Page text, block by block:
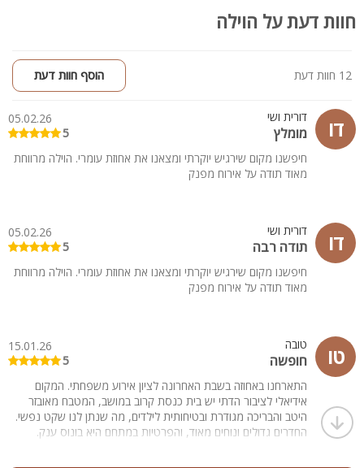
חוות דעת על הוילה
12 חוות דעת הוסף חוות דעת
דו דורית ושי
מומלץ
05.02.26
5
חיפשנו מקום שירגיש יוקרתי ומצאנו את אחוזת עומרי. הוילה מרווחת
מאוד תודה על אירוח מפנק
דו דורית ושי
תודה רבה
05.02.26
5
חיפשנו מקום שירגיש יוקרתי ומצאנו את אחוזת עומרי. הוילה מרווחת
מאוד תודה על אירוח מפנק
טו טובה
חופשה
15.01.26
5
התארחנו באחוזה בשבת האחרונה לציון אירוע משפחתי. המקום
אידיאלי לציבור הדתי יש בית כנסת קרוב במושב, המטבח מאובזר
היטב והבריכה מגודרת ובטיחותית לילדים, מה שנתן לנו שקט נפשי.
החדרים גדולים ונוחים מאוד, והפרטיות במתחם היא בונוס ענק.